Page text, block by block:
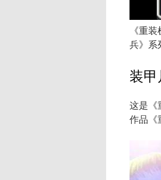
《重
兵》系
装
这是《
作品《